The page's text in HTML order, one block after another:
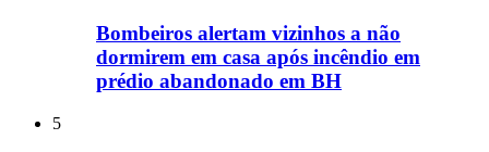
Bombeiros alertam vizinhos a não
dormirem em casa após incêndio em
prédio abandonado em BH
5